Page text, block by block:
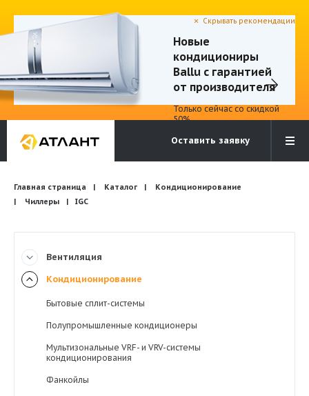
Новые
кондициониры
Ballu с гарантией
от производителя
Только сейчас со скидкой
50%
Скрывать рекомендации
Оставить заявку
Электронная почта
info@atlantcompany.ru 8 (495) 532-45-07
Акции
Бренды
Бланки запросов
Главная страница Каталог
Кондиционирование
Чиллеры
IGC
Вентиляция
Кондиционирование
Бытовые сплит-системы
Полупромышленные кондиционеры
Мультизональные VRF- и VRV-системы
кондиционирования
Фанкойлы